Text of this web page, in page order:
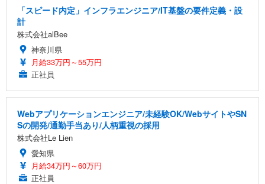
「スピード内定」インフラエンジニア/IT基盤の要件定義・設
計
株式会社alBee
神奈川県
月給33万円～55万円
正社員
Webアプリケーションエンジニア/未経験OK/WebサイトやSN
Sの開発/通勤手当あり/人柄重視の採用
株式会社Le Lien
愛知県
月給34万円～60万円
正社員